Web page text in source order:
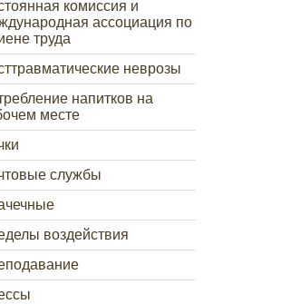
комиссия и
ассоциация по
труда
неврозы
напитков на
месте
службы
воздействия